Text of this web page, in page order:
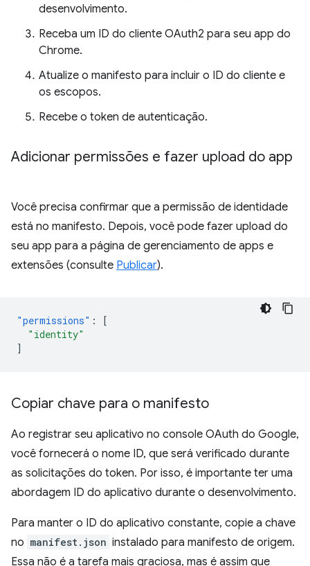
desenvolvimento.
Receba um ID do cliente OAuth2 para seu app do
Chrome.
Atualize o manifesto para incluir o ID do cliente e
os escopos.
Recebe o token de autenticação.
Adicionar permissões e fazer upload do app
Você precisa confirmar que a permissão de identidade
está no manifesto. Depois, você pode fazer upload do
seu app para a página de gerenciamento de apps e
extensões (consulte Publicar).
"permissions" :
[
"identity"
]
Copiar chave para o manifesto
Ao registrar seu aplicativo no console OAuth do Google,
você fornecerá o nome ID, que será verificado durante
as solicitações do token. Por isso, é importante ter uma
abordagem ID do aplicativo durante o desenvolvimento.
Para manter o ID do aplicativo constante, copie a chave
no manifest.json instalado para manifesto de origem.
Essa não é a tarefa mais graciosa, mas é assim que